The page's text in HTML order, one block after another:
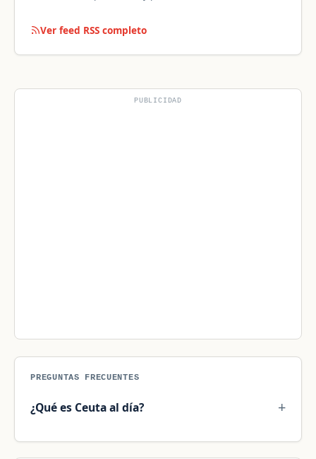
Ver feed RSS completo
PUBLICIDAD
PREGUNTAS FRECUENTES
¿Qué es Ceuta al día?